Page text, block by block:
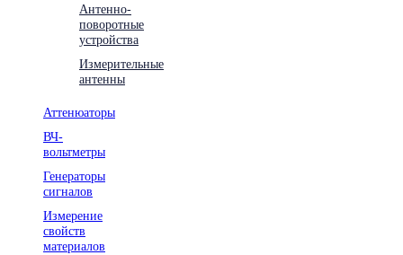
Антенно-
поворотные
устройства
Измерительные
антенны
Аттенюаторы
ВЧ-
вольтметры
Генераторы
сигналов
Измерение
свойств
материалов